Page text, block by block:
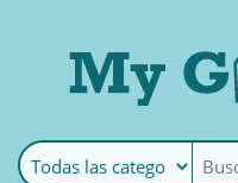
MyGoods ·